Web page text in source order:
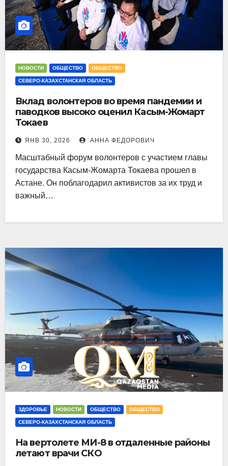
НОВОСТИ ОБЩЕСТВО ОБЩЕСТВО
СЕВЕРО-КАЗАХСТАНСКАЯ ОБЛАСТЬ
Вклад волонтеров во время пандемии и
паводков высоко оценил Касым-Жомарт
Токаев
ЯНВ 30, 2026 АННА ФЕДОРОВИЧ
Масштабный форум волонтеров с участием главы
государства Касым-Жомарта Токаева прошел в
Астане. Он поблагодарил активистов за их труд и
важный…
ЗДОРОВЬЕ НОВОСТИ ОБЩЕСТВО ОБЩЕСТВО
СЕВЕРО-КАЗАХСТАНСКАЯ ОБЛАСТЬ
На вертолете МИ-8 в отдаленные районы
летают врачи СКО